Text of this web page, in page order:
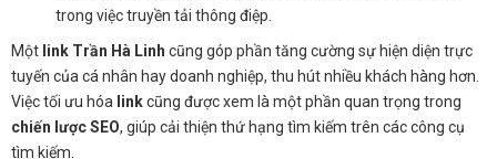
trong việc truyền tải thông điệp.
Một link Trần Hà Linh cũng góp phần tăng cường sự hiện diện trực
tuyến của cá nhân hay doanh nghiệp, thu hút nhiều khách hàng hơn.
Việc tối ưu hóa linkcũng được xem là một phần quan trọng trong
chiến lược SEO, giúp cải thiện thứ hạng tìm kiếm trên các công cụ
tìm kiếm.